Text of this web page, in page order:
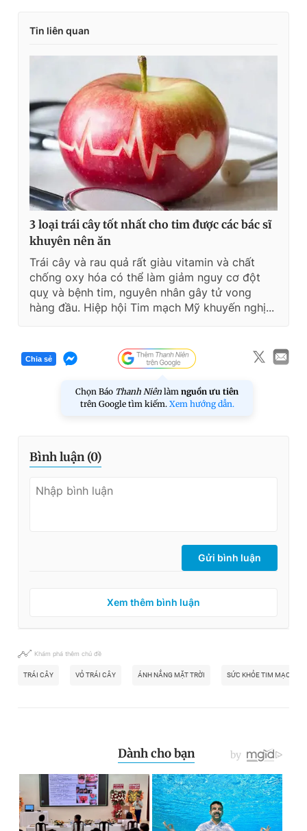
Tin liên quan
3 loại trái cây tốt nhất cho tim được các bác sĩ
khuyên nên ăn
Trái cây và rau quả rất giàu vitamin và chất
chống oxy hóa có thể làm giảm nguy cơ đột
quỵ và bệnh tim, nguyên nhân gây tử vong
hàng đầu. Hiệp hội Tim mạch Mỹ khuyến nghị...
Chia sẻ
Chọn Báo Thanh Niên làm nguồn ưu tiên
trên Google tìm kiếm. Xem hướng dẫn.
Bình luận (0)
Gửi bình luận
Xem thêm bình luận
Khám phá thêm chủ đề
TRÁI CÂY VỎ TRÁI CÂY ÁNH NẮNG MẶT TRỜI SỨC KHỎE TIM MẠCH